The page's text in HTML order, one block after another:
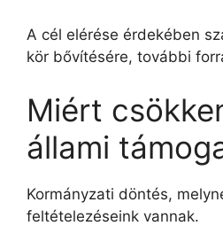
A cél elérése érdekében
kör bővítésére, további
Miért
állami
Kormányzati döntés,
feltételezéseink vannak.